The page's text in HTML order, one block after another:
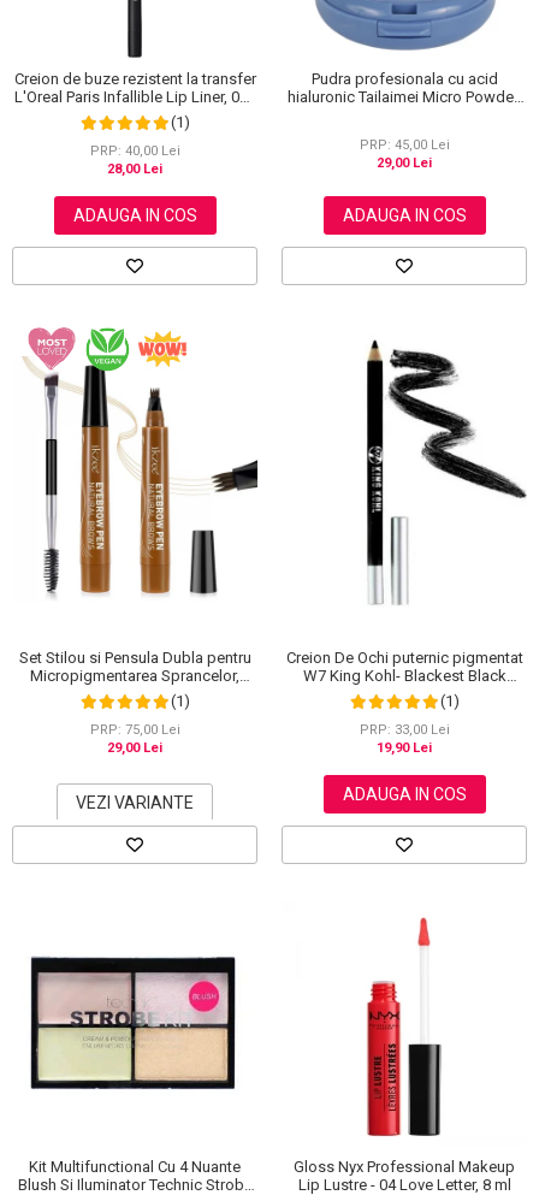
Creion de buze rezistent la transfer
L'Oreal Paris Infallible Lip Liner, 001
Highlight On Point
(1)
PRP: 40,00 Lei
28,00 Lei
ADAUGA IN COS
Pudra profesionala cu acid
hialuronic Tailaimei Micro Powder,
PRP: 45,00 Lei
29,00 Lei
ADAUGA IN COS
Set Stilou si Pensula Dubla pentru
Micropigmentarea Sprancelor,
Efect Natural de Microblading,
Aspect de Sprancene Pline
(1)
PRP: 75,00 Lei
29,00 Lei
VEZI VARIANTE
Creion De Ochi puternic pigmentat
W7 King Kohl- Blackest Black
(Negru) (1)
PRP: 33,00 Lei
19,90 Lei
ADAUGA IN COS
Kit Multifunctional Cu 4 Nuante
Blush Si Iluminator Technic Strobe
Gloss Nyx Professional Makeup
Lip Lustre - 04 Love Letter, 8 ml